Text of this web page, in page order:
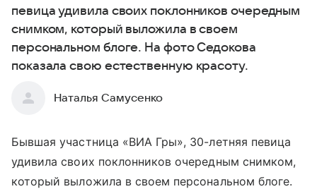
певица удивила своих поклонников очередным
снимком, который выложила в своем
персональном блоге. На фото Седокова
показала свою естественную красоту.
Наталья Самусенко
Бывшая участница «ВИА Гры», 30-летняя певица
удивила своих поклонников очередным снимком,
который выложила в своем персональном блоге.